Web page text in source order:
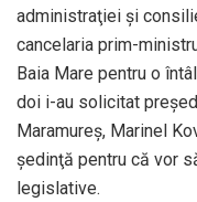
administraţiei şi
cancelaria prim-
Baia Mare pentru o
doi i-au solicitat
Maramureş, Marinel
şedinţă pentru că vor
legislative.